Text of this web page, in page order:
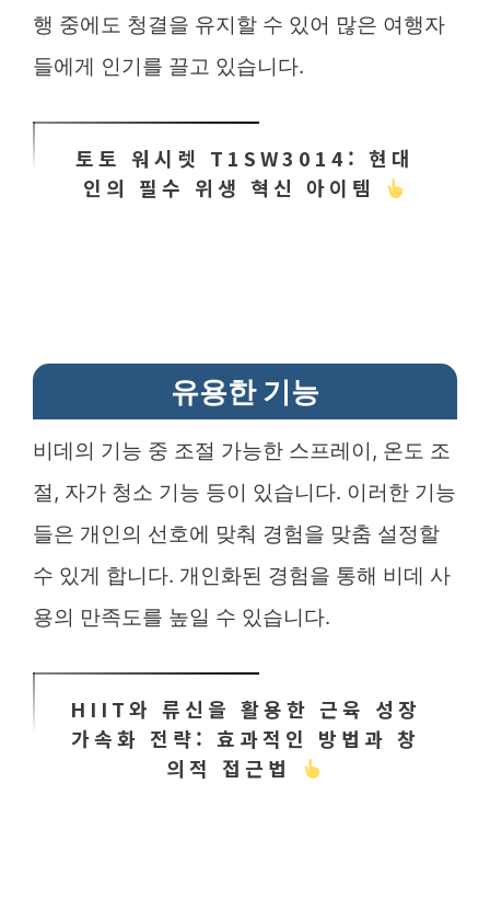
행 중에도 청결을 유지할 수 있어 많은 여행자
들에게 인기를 끌고 있습니다.
토토 워시렛 T1SW3014: 현대
인의 필수 위생 혁신 아이템
유용한 기능
비데의 기능 중 조절 가능한 스프레이, 온도 조
절, 자가 청소 기능 등이 있습니다. 이러한 기능
들은 개인의 선호에 맞춰 경험을 맞춤 설정할
수 있게 합니다. 개인화된 경험을 통해 비데 사
용의 만족도를 높일 수 있습니다.
HIIT와 류신을 활용한 근육 성장
가속화 전략: 효과적인 방법과 창
의적 접근법